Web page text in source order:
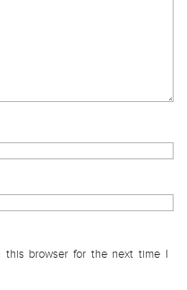
this browser for the next time I